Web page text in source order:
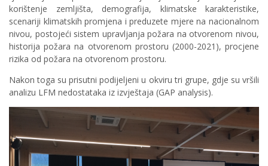
korištenje zemljišta, demografija, klimatske karakteristike,
scenariji klimatskih promjena i preduzete mjere na nacionalnom
nivou, postojeći sistem upravljanja požara na otvorenom nivou,
historija požara na otvorenom prostoru (2000-2021), procjene
rizika od požara na otvorenom prostoru.
Nakon toga su prisutni podijeljeni u okviru tri grupe, gdje su vršili
analizu LFM nedostataka iz izvještaja (GAP analysis).